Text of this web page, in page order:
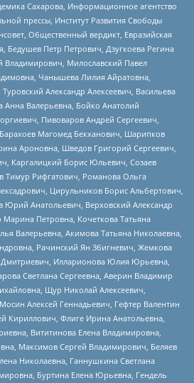
Сахарова, Информационное агентство
прессы, Институт Развития Свободы
Общественный вердикт, Евразийская
Бедушев Петр Петрович, Дзугкоева Регина
Владимирович, Милославский Павел
Чанышева Лилия Айратовна,
Александр Алексеевич, Васильева
Анна Валерьевна, Бойко Анатолий
Пивоваров Андрей Сергеевич,
Магомед Бекханович, Шарипков
Ароновна, Шведов Григорий Сергеевич,
Каргалицкий Борис Юльевич, Созаев
Тимур Рифгатович, Романова Ольга
Цирульников Борис Альбертович,
Юрий Анатольевич, Верховский Александр
Петровна, Кочеткова Татьяна
Валерьевна, Акимова Татьяна Николаевна,
Рачинский Ян Збигневич, Жемкова
Дмитриевич, Илларионова Юлия Юрьевна,
Светлана Сергеевна, Аверин Владимир
Щур Николай Алексеевич,
Алексей Геннадьевич, Гефтер Валентин
Кириллович, Флиге Ирина Анатольевна,
Вититинова Елена Владимировна,
Максимов Сергей Владимирович, Беляев
Николаевна, Ганнушкина Светлана
Буртина Елена Юрьевна, Гендель